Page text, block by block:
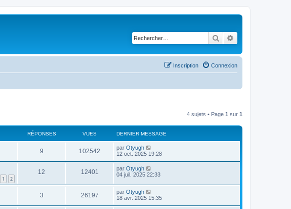
Rechercher
Connexion
Inscription
4 sujets • Page 1 sur 1
RÉPONSES VUES DERNIER MESSAGE
9 102542 par Otyugh
12 oct. 2025 19:28
1 2
12 12401 par Otyugh
04 juil. 2025 22:33
3 26197 par Otyugh
18 avr. 2025 15:35